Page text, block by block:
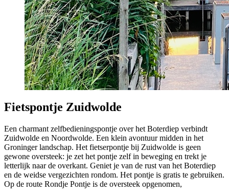
Fietspontje Zuidwolde
Een charmant zelfbedieningspontje over het Boterdiep verbindt
Zuidwolde en Noordwolde. Een klein avontuur midden in het
Groninger landschap. Het fietserpontje bij Zuidwolde is geen
gewone oversteek: je zet het pontje zelf in beweging en trekt je
letterlijk naar de overkant. Geniet je van de rust van het Boterdiep
en de weidse vergezichten rondom. Het pontje is gratis te gebruiken.
Op de route Rondje Pontje is de oversteek opgenomen,